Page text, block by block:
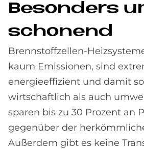
Be­son­ders
scho­nend
Brennstoffzellen-
kaum Emissionen, sind
energieeffizient und damit
wirtschaftlich als auch
sparen bis zu 30 Prozent an
gegenüber der
Außerdem gibt es keine